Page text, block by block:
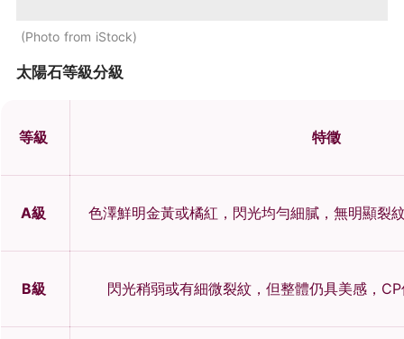
Photo from iStock
太陽石等級分級
等級 特徵
A級 色澤鮮明金黃或橘紅，閃光均勻細膩，無明顯裂
B級 閃光稍弱或有細微裂紋，但整體仍具美感，